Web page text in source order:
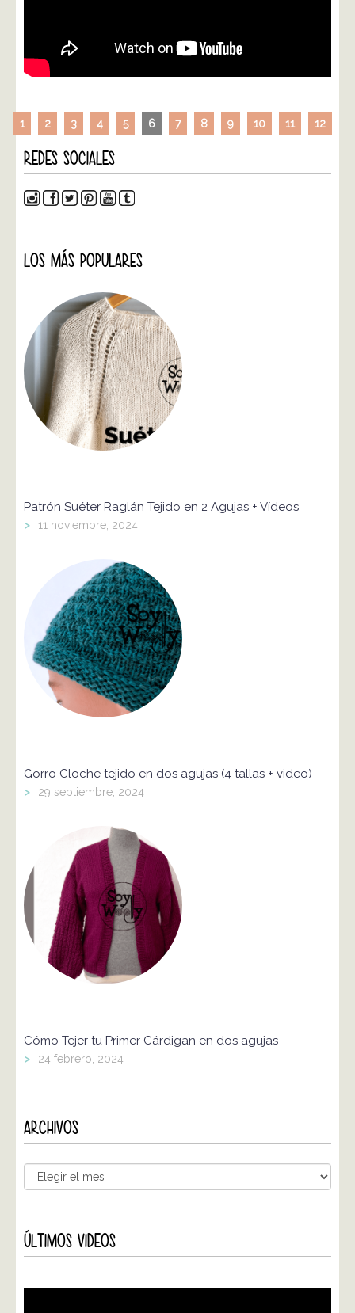
1 2 3 4 5 6 7 8 9 10 11 12
REDES SOCIALES
LOS MÁS POPULARES
Patrón Suéter Raglán Tejido en 2 Agujas + Vídeos
> 11 noviembre, 2024
Gorro Cloche tejido en dos agujas (4 tallas + video)
> 29 septiembre, 2024
Cómo Tejer tu Primer Cárdigan en dos agujas
> 24 febrero, 2024
ARCHIVOS
ÚLTIMOS VIDEOS